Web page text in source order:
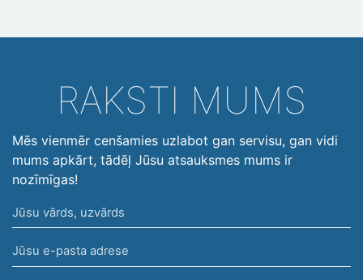
RAKSTI MUMS
Mēs vienmēr cenšamies uzlabot gan servisu, gan vidi
mums apkārt, tādēļ Jūsu atsauksmes mums ir
nozīmīgas!
Jūsu
vārds,
uzvārds
Jūsu
e-